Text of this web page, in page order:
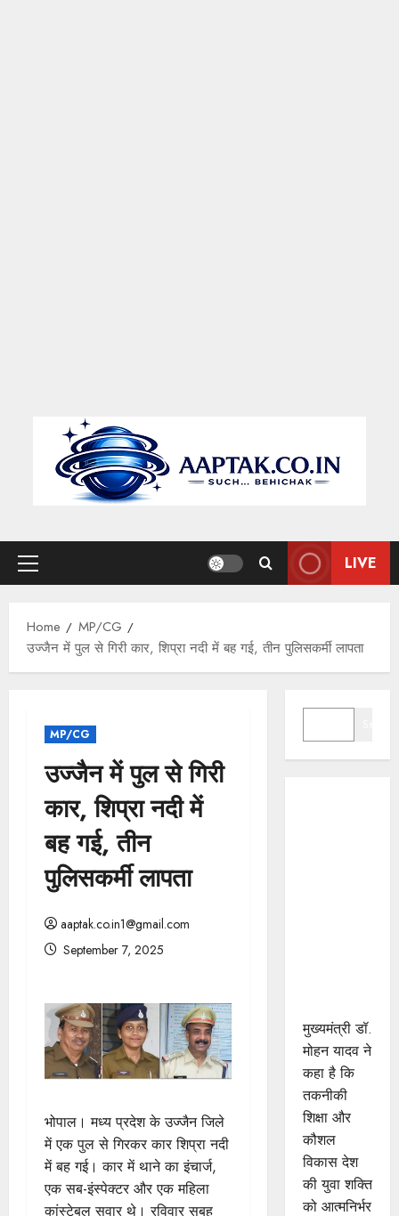
Primary
LIVE
Home
MP/CG
उज्जैन में पुल से गिरी कार, शिप्रा नदी में बह गई, तीन पुलिसकर्मी लापता
MP/CG
उज्जैन में पुल से गिरी
कार, शिप्रा नदी में
बह गई, तीन
पुलिसकर्मी लापता
aaptak.co.in1@gmail.com
September 7, 2025
भोपाल। मध्य प्रदेश के उज्जैन जिले
में एक पुल से गिरकर कार शिप्रा नदी
में बह गई। कार में थाने का इंचार्ज,
एक सब-इंस्पेक्टर और एक महिला
कांस्टेबल सवार थे। रविवार सुबह
मुख्यमंत्री डॉ.
मोहन यादव ने
कहा है कि
तकनीकी
शिक्षा और
कौशल
विकास देश
की युवा शक्ति
को आत्मनिर्भर